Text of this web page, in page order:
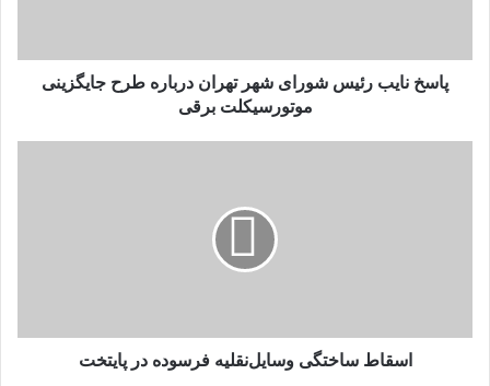
جایگزینی
موتورسیکلت
پاسخ نایب رئیس شورای شهر تهران درباره طرح جایگزینی
موتورسیکلت برقی
اسقاط ساختگی وسایل‌نقلیه فرسوده در پایتخت